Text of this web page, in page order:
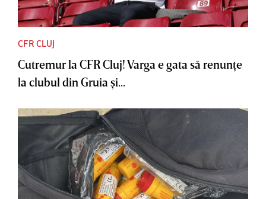
CFR CLUJ
Cutremur la CFR Cluj! Varga e gata să renunţe
la clubul din Gruia şi...